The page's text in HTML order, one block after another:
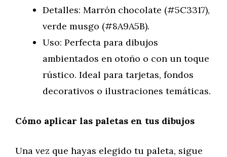
Detalles: Marrón chocolate (#5C3317),
verde musgo (#8A9A5B).
Uso: Perfecta para dibujos
ambientados en otoño o con un toque
rústico. Ideal para tarjetas, fondos
decorativos o ilustraciones temáticas.
Cómo aplicar las paletas en tus dibujos
Una vez que hayas elegido tu paleta, sigue